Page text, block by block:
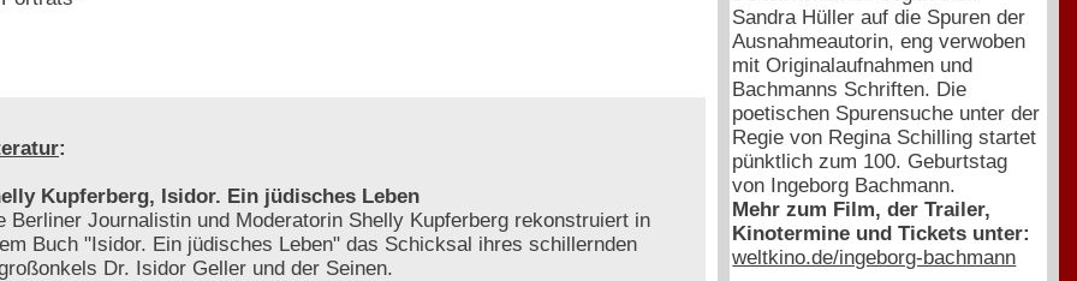
:
Kupferberg, Isidor. Ein jüdisches Leben
Berliner Journalistin und Moderatorin Shelly Kupferberg rekonstruiert in
Buch "Isidor. Ein jüdisches Leben" das Schicksal ihres schillernden
Dr. Isidor Geller und der Seinen.
Sandra Hüller auf die Spuren der
Ausnahmeautorin, eng verwoben
mit Originalaufnahmen und
Bachmanns Schriften. Die
poetischen Spurensuche unter der
Regie von Regina Schilling startet
pünktlich zum 100. Geburtstag
von Ingeborg Bachmann.
Mehr zum Film, der Trailer,
Kinotermine und Tickets unter:
weltkino.de/ingeborg-bachmann